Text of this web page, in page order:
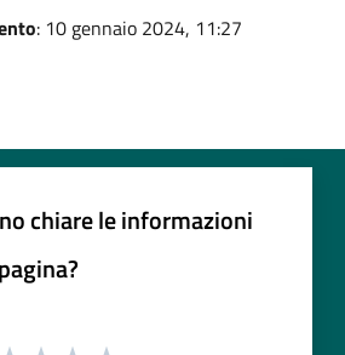
: 10 gennaio 2024, 11:27
chiare le informazioni